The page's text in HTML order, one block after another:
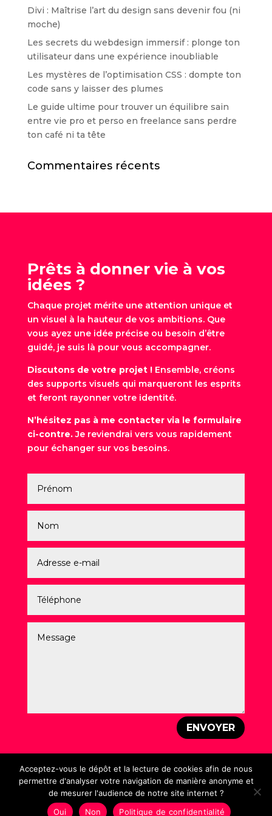
Divi : Maîtrise l’art du design sans devenir fou (ni
moche)
Les secrets du webdesign immersif : plonge ton
utilisateur dans une expérience inoubliable
Les mystères de l’optimisation CSS : dompte ton
code sans y laisser des plumes
Le guide ultime pour trouver un équilibre sain
entre vie pro et perso en freelance sans perdre
ton café ni ta tête
Commentaires récents
Prêts à donner vie à vos
idées ?
Chaque projet mérite une attention unique et
un visuel à la hauteur de vos ambitions. Que
vous ayez une idée précise ou besoin d’être
guidé, je suis là pour vous accompagner.
Discutons de votre projet !Ensemble, créons
des supports visuels qui marqueront les esprits
et feront rayonner votre identité.
N’hésitez pas à me contacter via le formulaire
ci-contre.Je reviendrai vers vous rapidement
pour échanger sur vos besoins.
ENVOYER
Mentions légales–Politique de Confidentialité
Création : Laurent PEREZ – © Un Vrai Graphiste – 2026
Acceptez-vous le dépôt et la lecture de cookies afin de nous
permettre d'analyser votre navigation de manière anonyme et
de mesurer l'audience de notre site internet ?
Oui
Non Politique de confidentialité